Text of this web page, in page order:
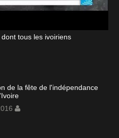
tous les ivoiriens
de la fête de l'indépendance